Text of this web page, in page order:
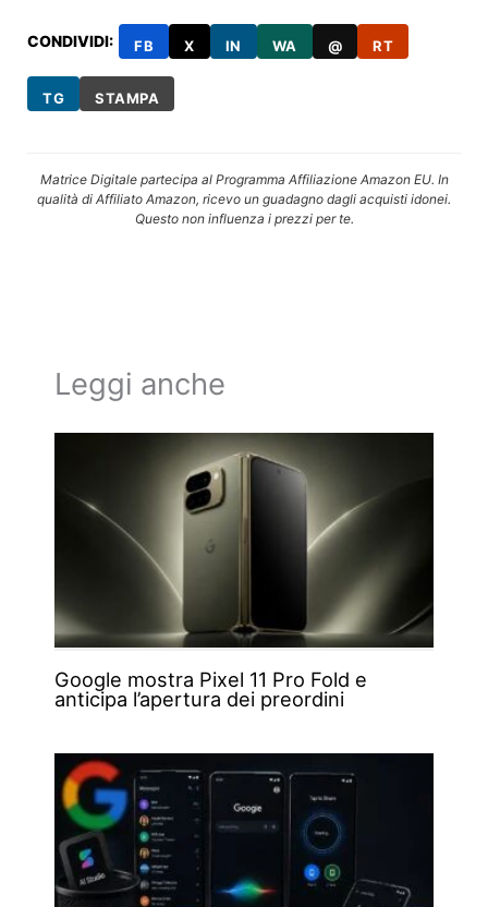
CONDIVIDI: FB X IN WA @ RT
TG STAMPA
Matrice Digitale partecipa al Programma Affiliazione Amazon EU. In
qualità di Affiliato Amazon, ricevo un guadagno dagli acquisti idonei.
Questo non influenza i prezzi per te.
Leggi anche
Google mostra Pixel 11 Pro Fold e
anticipa l’apertura dei preordini